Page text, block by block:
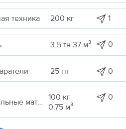
техника 200 кг 1
3.5 тн 37 м³ 0
25 тн 0
Прочие грузы / Строительные материалы и оборудование
100 кг
0.75 м³
0